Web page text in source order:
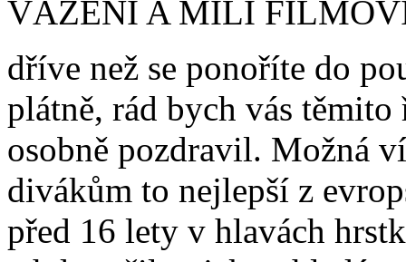
VÁŽENÍ A MILÍ
dříve než se ponoříte do
plátně, rád bych vás
osobně pozdravil. Možná
divákům to nejlepší z
před 16 lety v hlavách